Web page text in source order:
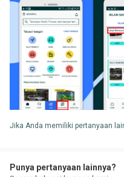
Jika Anda memiliki pertanyaan
Punya pertanyaan lainnya?